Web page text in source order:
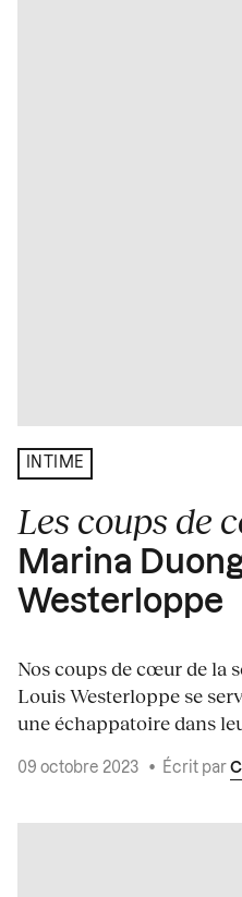
INTIME
Les coups de
Marina
Westerloppe
Nos coups de cœur de la
Louis Westerloppe se
une échappatoire dans
09 octobre 2023 • Écrit par